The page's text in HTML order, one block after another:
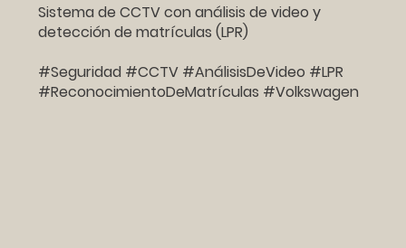
Sistema de CCTV con análisis de video y
detección de matrículas (LPR)
#Seguridad #CCTV #AnálisisDeVideo #LPR
#ReconocimientoDeMatrículas #Volkswagen